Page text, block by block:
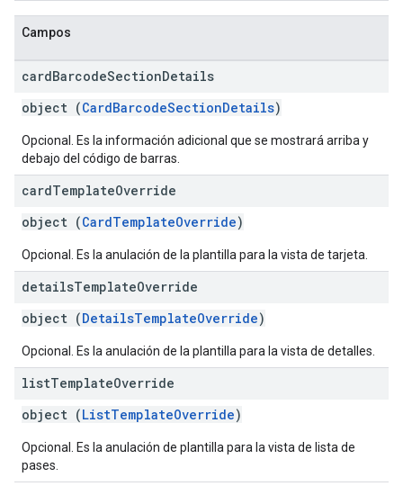
Campos
cardBarcodeSectionDetails
object (CardBarcodeSectionDetails)
Opcional. Es la información adicional que se mostrará arriba y
debajo del código de barras.
cardTemplateOverride
object (CardTemplateOverride)
Opcional. Es la anulación de la plantilla para la vista de tarjeta.
detailsTemplateOverride
object (DetailsTemplateOverride)
Opcional. Es la anulación de la plantilla para la vista de detalles.
listTemplateOverride
object (ListTemplateOverride)
Opcional. Es la anulación de plantilla para la vista de lista de
pases.